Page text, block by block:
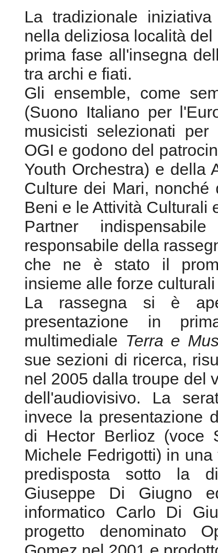
Gli ensemble, come
(Suono Italiano per
musicisti selezionati
OGI e godono del
Youth Orchestra) e della
Culture dei Mari,
Beni e le Attività Culturali
Partner
responsabile della
che ne è stato il
insieme alle forze
La rassegna si è
presentazione in
multimedialeTerra e
sue sezioni di ricerca,
nel 2005 dalla troupe del
dell'audiovisivo. La
invece la presentazione
di Hector Berlioz (voce
Michele Fedrigotti) in
predisposta sotto la
Giuseppe Di Giugno
informatico Carlo Di
progetto denominato
Gomez nel 2001 e
L'intera rassegna si
promozionale della
manifestazioni è
ospiti in visita.